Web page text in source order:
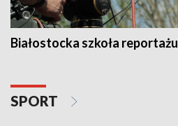
Białostocka szkoła reportażu
SPORT